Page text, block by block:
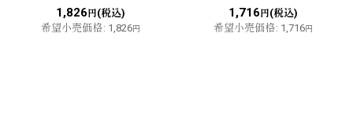
1,826 円(税込)
希望小売価格: 1,826円
1,716 円(税込)
希望小売価格: 1,716円